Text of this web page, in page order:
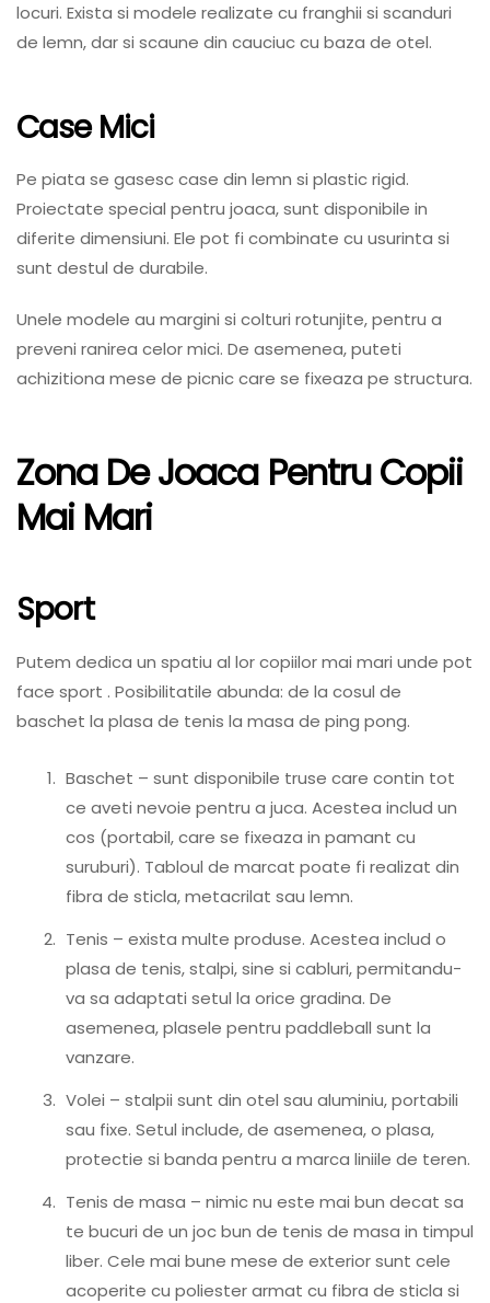
locuri. Exista si modele realizate cu franghii si scanduri
de lemn, dar si scaune din cauciuc cu baza de otel.
Case Mici
Pe piata se gasesc case din lemn si plastic rigid.
Proiectate special pentru joaca, sunt disponibile in
diferite dimensiuni. Ele pot fi combinate cu usurinta si
sunt destul de durabile.
Unele modele au margini si colturi rotunjite, pentru a
preveni ranirea celor mici. De asemenea, puteti
achizitiona mese de picnic care se fixeaza pe structura.
Zona De Joaca Pentru Copii
Mai Mari
Sport
Putem dedica un spatiu al lor copiilor mai mari unde pot
face sport . Posibilitatile abunda: de la cosul de
baschet la plasa de tenis la masa de ping pong.
Baschet – sunt disponibile truse care contin tot
ce aveti nevoie pentru a juca. Acestea includ un
cos (portabil, care se fixeaza in pamant cu
suruburi). Tabloul de marcat poate fi realizat din
fibra de sticla, metacrilat sau lemn.
Tenis – exista multe produse. Acestea includ o
plasa de tenis, stalpi, sine si cabluri, permitandu-
va sa adaptati setul la orice gradina. De
asemenea, plasele pentru paddleball sunt la
vanzare.
Volei – stalpii sunt din otel sau aluminiu, portabili
sau fixe. Setul include, de asemenea, o plasa,
protectie si banda pentru a marca liniile de teren.
Tenis de masa – nimic nu este mai bun decat sa
te bucuri de un joc bun de tenis de masa in timpul
liber. Cele mai bune mese de exterior sunt cele
acoperite cu poliester armat cu fibra de sticla si